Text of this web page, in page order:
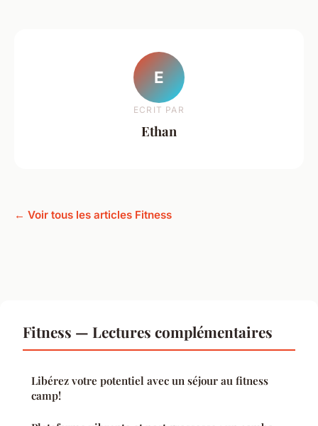
E
ECRIT PAR
Ethan
← Voir tous les articles Fitness
Fitness — Lectures complémentaires
Libérez votre potentiel avec un séjour au fitness
camp!